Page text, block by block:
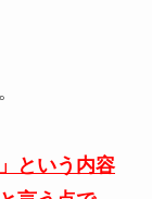
という内容